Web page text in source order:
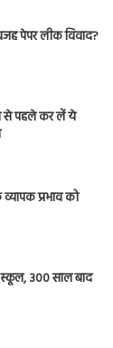
पेपर लीक विवाद?
से पहले कर लें ये
व्यापक प्रभाव को
300 साल बाद